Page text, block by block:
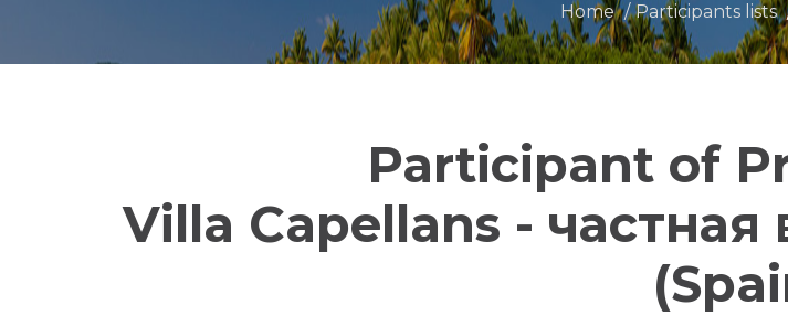
Home Participants lists
Participant of
Villa Capellans -